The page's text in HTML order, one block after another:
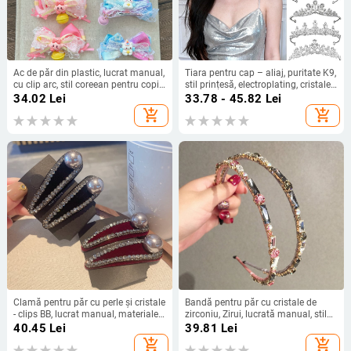
Ac de păr din plastic, lucrat manual,
cu clip arc, stil coreean pentru copii,
motiv unicorn
34.02 Lei
add_shopping_cart
Tiara pentru cap – aliaj, puritate K9,
stil prințesă, electroplating, cristale,
personalizabilă
33.78 - 45.82 Lei
add_shopping_cart
Clamă pentru păr cu perle și cristale
- clips BB, lucrat manual, materiale
mixte, stil cremos-dulce
40.45 Lei
add_shopping_cart
Bandă pentru păr cu cristale de
zirconiu, Zirui, lucrată manual, stil
coreean, iarnă 2022
39.81 Lei
add_shopping_cart